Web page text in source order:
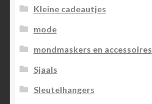
Kleine cadeautjes
mode
mondmaskers en accessoires
Sjaals
Sleutelhangers